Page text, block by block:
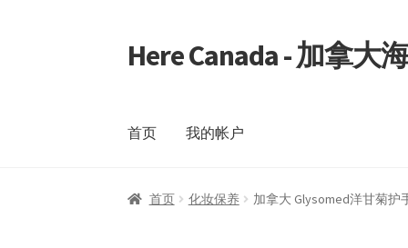
Skip
to
Skip
to
Here Canada - 加拿大
首页 我的帐户
首页我的帐户
首页 化妆保养 加拿大 Glysomed洋甘菊